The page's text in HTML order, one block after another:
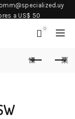
a US$ 50
0